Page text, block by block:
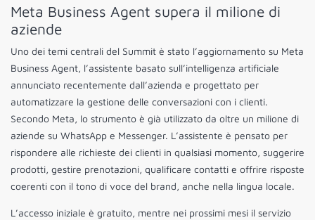
Meta Business Agent supera il milione di
aziende
Uno dei temi centrali del Summit è stato l’aggiornamento su Meta
Business Agent, l’assistente basato sull’intelligenza artificiale
annunciato recentemente dall’azienda e progettato per
automatizzare la gestione delle conversazioni con i clienti.
Secondo Meta, lo strumento è già utilizzato da oltre un milione di
aziende su WhatsApp e Messenger. L’assistente è pensato per
rispondere alle richieste dei clienti in qualsiasi momento, suggerire
prodotti, gestire prenotazioni, qualificare contatti e offrire risposte
coerenti con il tono di voce del brand, anche nella lingua locale.
L’accesso iniziale è gratuito, mentre nei prossimi mesi il servizio